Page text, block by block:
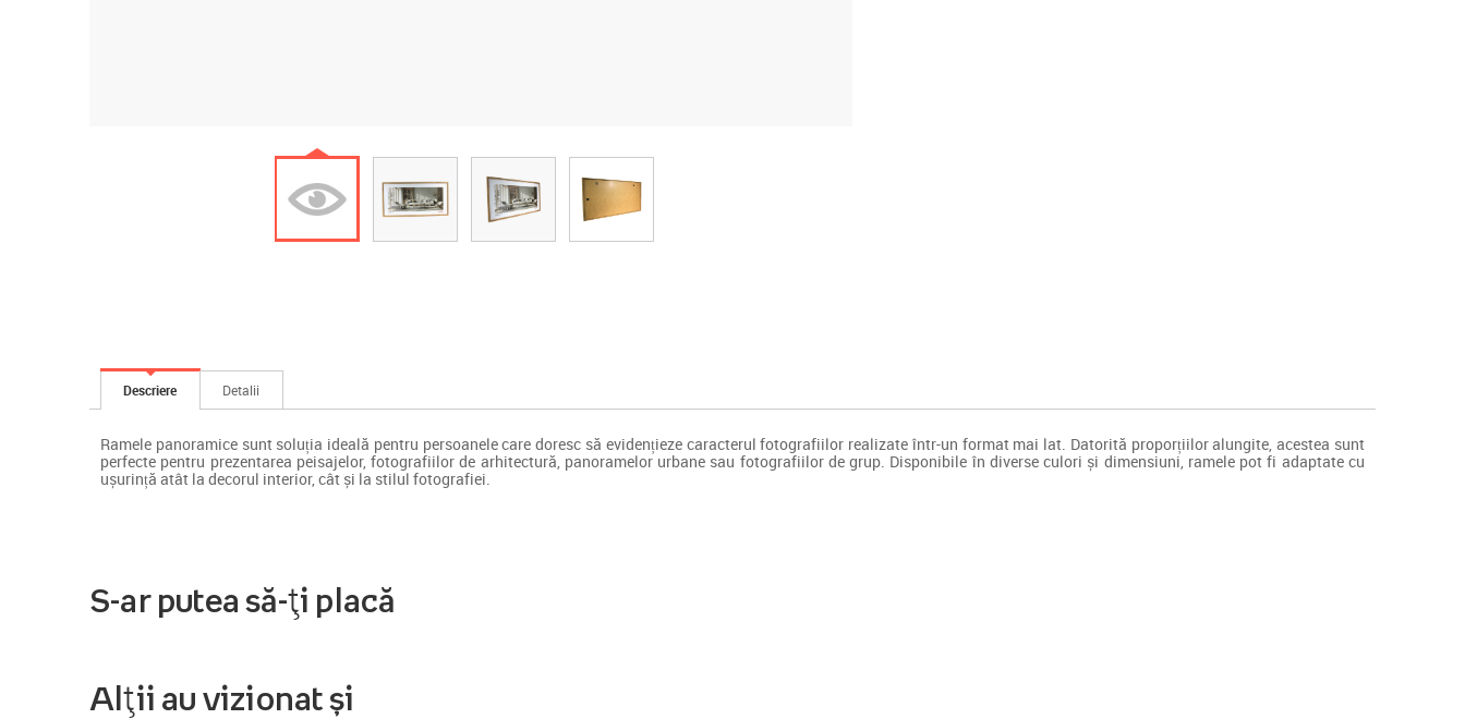
Descriere Detalii
Ramele panoramice sunt soluția ideală pentru persoanele care doresc să evidențieze caracterul fotografiilor realizate într-un format mai lat. Datorită proporțiilor alungite, acestea sunt
perfecte pentru prezentarea peisajelor, fotografiilor de arhitectură, panoramelor urbane sau fotografiilor de grup. Disponibile în diverse culori și dimensiuni, ramele pot fi adaptate cu
ușurință atât la decorul interior, cât și la stilul fotografiei.
S-ar putea să-ți placă
Alții au vizionat și